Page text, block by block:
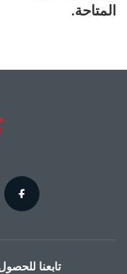
المتاحة.
تابعنا